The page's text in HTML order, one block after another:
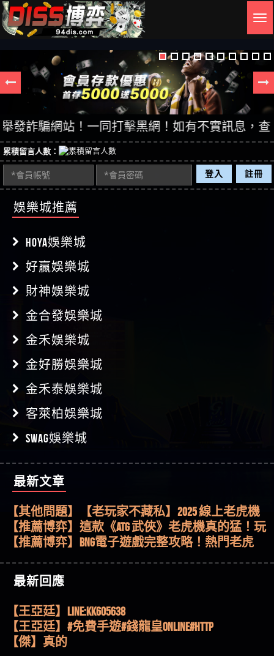
騙網站！一同打擊黑網！如有不實訊息，查證後
累積留言人數：
登入 註冊
娛樂城推薦
HOYA娛樂城
好贏娛樂城
財神娛樂城
金合發娛樂城
金禾娛樂城
金好勝娛樂城
金禾泰娛樂城
客萊柏娛樂城
SWAG娛樂城
最新文章
【其他問題】用理性數據指路，開啟你的高回報
娛樂之旅
【其他問題】【老玩家不藏私】2025 線上老虎機
這樣挑！RTP、波動率和平台安全的全攻略！
【推薦博弈】這款《ATG 武俠》老虎機真的猛！玩
過才知道什麼叫超過3萬種中獎方式！
【推薦博弈】BNG電子遊戲完整攻略！熱門老虎
51,000倍數玩法攻略，輕鬆稱霸老虎機！
【其他問題】「拆解力智投資詐騙套路緊急追討
賴zg369」力智投資是不是詐騙 力智投資是真的嗎
力智投資是詐騙嗎 南部老翁還在癡迷力智投資高
回報獲利 請不要在匯款
【其他問題】 【遇天盛商行詐騙追回資金賴
zg369】天盛商行詐騙 天盛商行是不是詐騙 天盛商
行是真的嗎 天盛商行是詐騙嗎 被天盛商行詐騙一
招教你拿回
【其他問題】 受害者援助賴【zg369】退休老翁被
大戶e點靈詐騙痛不欲生 大戶e點靈是真的嗎 大戶e
點靈是不是詐騙 大戶e點靈是詐騙嗎 大戶e點靈無
法出金 （大戶e點靈）教你如何規避詐騙陷阱
【其他問題】 弘記投資詐騙持續收割國人中【免
費討回資金賴zg369】弘記投資是詐騙嗎 弘記投資
是不是詐騙 弘記投資是真的嗎 被弘記投資詐騙的
【其他問題】 被騙追回賴【zg369】KnTop利用新型
詐騙手法欺詐群眾 KnTop是真的嗎 KnTop是不是詐騙
【其他問題】機台運算專案詐騙持續收割國人中
最新回應
【傑】推代理真的好相處
回答
【王亞廷】LINE:kK605638
【王亞廷】#免費手遊#錢龍皇ONLINE#http
【傑】真的